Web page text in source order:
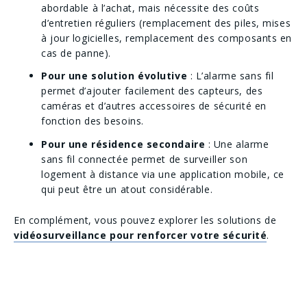
abordable à l’achat, mais nécessite des coûts
d’entretien réguliers (remplacement des piles, mises
à jour logicielles, remplacement des composants en
cas de panne).
Pour une solution évolutive : L’alarme sans fil
permet d’ajouter facilement des capteurs, des
caméras et d’autres accessoires de sécurité en
fonction des besoins.
Pour une résidence secondaire : Une alarme
sans fil connectée permet de surveiller son
logement à distance via une application mobile, ce
qui peut être un atout considérable.
En complément, vous pouvez explorer les solutions de
vidéosurveillance pour renforcer votre sécurité.